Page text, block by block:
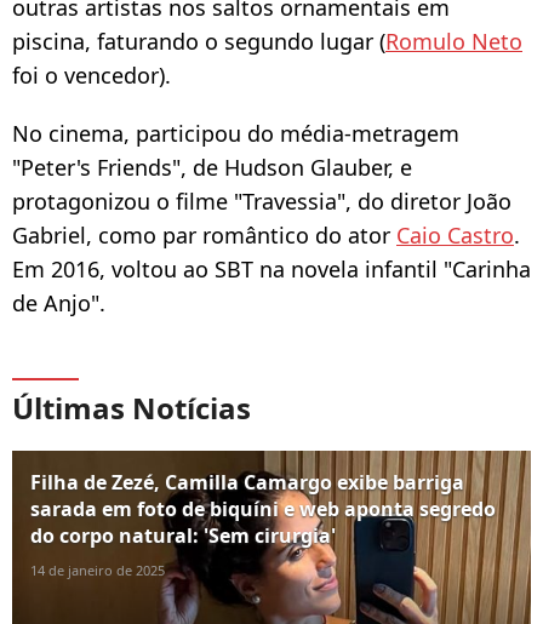
outras artistas nos saltos ornamentais em
piscina, faturando o segundo lugar (Romulo Neto
foi o vencedor).
No cinema, participou do média-metragem
"Peter's Friends", de Hudson Glauber, e
protagonizou o filme "Travessia", do diretor João
Gabriel, como par romântico do ator Caio Castro.
Em 2016, voltou ao SBT na novela infantil "Carinha
de Anjo".
Últimas Notícias
Filha de Zezé, Camilla Camargo exibe barriga
sarada em foto de biquíni e web aponta segredo
do corpo natural: 'Sem cirurgia'
14 de janeiro de 2025